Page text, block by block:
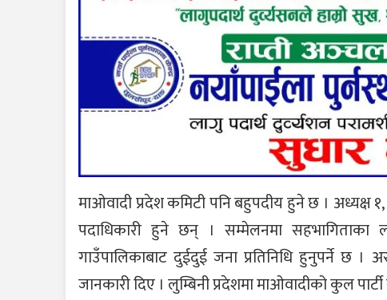
माओवादी प्रदेश कमिटी पनि बहुपदीय हुने छ । अध्यक्ष
पदाधिकारी हुने छन् । सम्मेलनमा सहभागिताका
गाउँपालिकाबाट दुईदुई जना प्रतिनिधि हुनुपर्ने छ
जानकारी दिए । लुम्बिनी प्रदेशमा माओवादीको कुल